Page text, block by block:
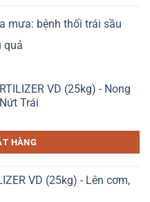
mưa: bệnh thối trái sầu
quả
VD (25kg) - Nong
Trái
HÀNG
VD (25kg) - Lên cơm,